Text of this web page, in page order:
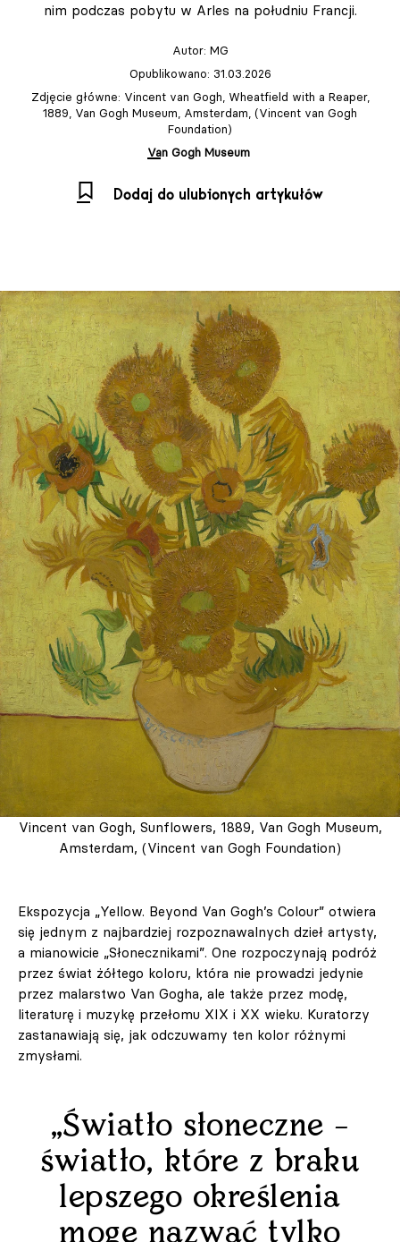
nim podczas pobytu w Arles na południu Francji.
Autor: MG
Opublikowano: 31.03.2026
Zdjęcie główne: Vincent van Gogh, Wheatfield with a Reaper,
1889, Van Gogh Museum, Amsterdam, (Vincent van Gogh
Foundation)
Van Gogh Museum
Dodaj do ulubionych artykułów
Vincent van Gogh, Sunflowers, 1889, Van Gogh Museum,
Amsterdam, (Vincent van Gogh Foundation)
Ekspozycja „Yellow. Beyond Van Gogh’s Colour” otwiera
się jednym z najbardziej rozpoznawalnych dzieł artysty,
a mianowicie „Słonecznikami”. One rozpoczynają podróż
przez świat żółtego koloru, która nie prowadzi jedynie
przez malarstwo Van Gogha, ale także przez modę,
literaturę i muzykę przełomu XIX i XX wieku. Kuratorzy
zastanawiają się, jak odczuwamy ten kolor różnymi
zmysłami.
„Światło słoneczne –
światło, które z braku
lepszego określenia
mogę nazwać tylko